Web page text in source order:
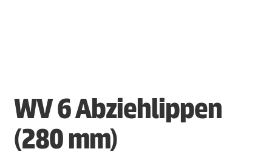
WV 6 Abziehlippen
(280 mm)